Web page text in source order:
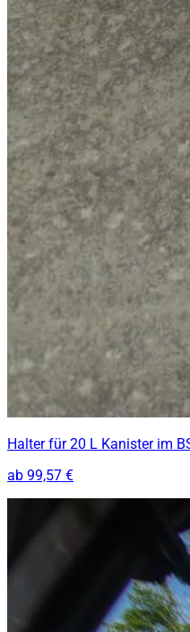
Halter für 20 L Kanister im
ab 99,57 €